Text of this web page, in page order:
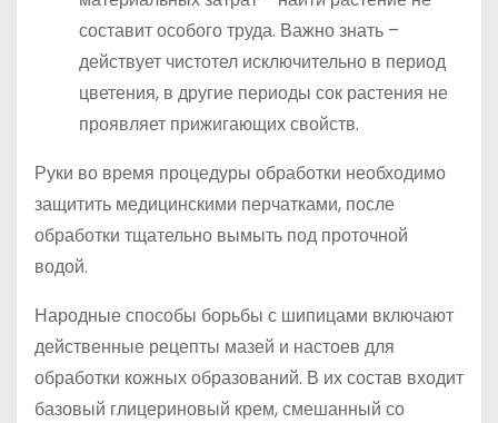
составит особого труда. Важно знать –
действует чистотел исключительно в период
цветения, в другие периоды сок растения не
проявляет прижигающих свойств.
Руки во время процедуры обработки необходимо
защитить медицинскими перчатками, после
обработки тщательно вымыть под проточной
водой.
Народные способы борьбы с шипицами включают
действенные рецепты мазей и настоев для
обработки кожных образований. В их состав входит
базовый глицериновый крем, смешанный со